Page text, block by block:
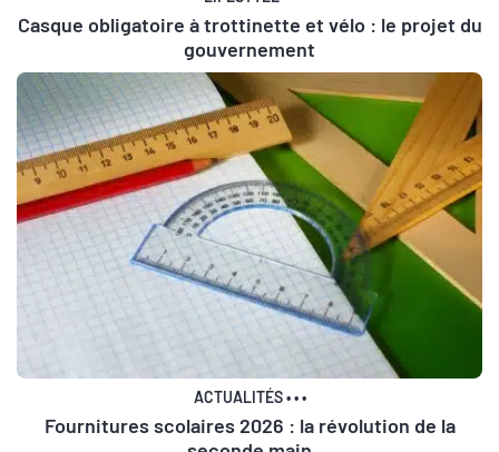
Casque obligatoire à trottinette et vélo : le projet du
gouvernement
ACTUALITÉS•••
Fournitures scolaires 2026 : la révolution de la